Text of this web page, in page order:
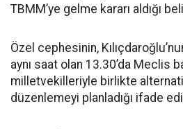
TBMM’ye gelme kararı aldığı
Özel cephesinin,
aynı saat olan 13.30’da Meclis
milletvekilleriyle birlikte
düzenlemeyi planladığı ifade